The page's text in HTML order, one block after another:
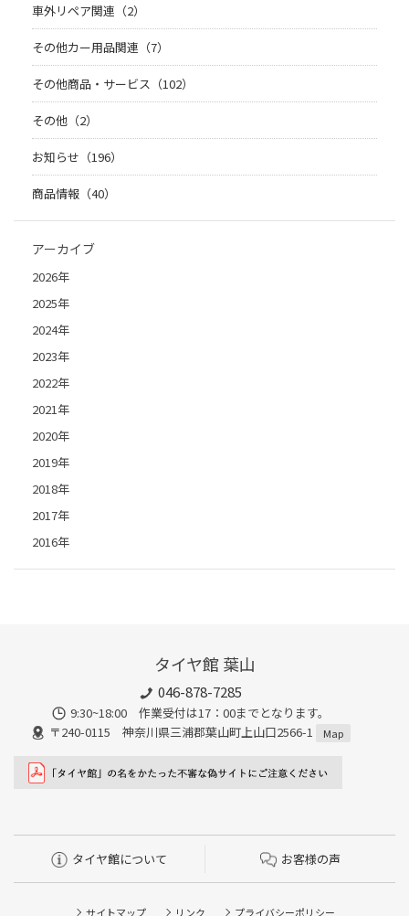
車外リペア関連（2）
その他カー用品関連（7）
その他商品・サービス（102）
その他（2）
お知らせ（196）
商品情報（40）
アーカイブ
2026年
2025年
2024年
2023年
2022年
2021年
2020年
2019年
2018年
2017年
2016年
タイヤ館 葉山
046-878-7285
9:30~18:00 作業受付は17：00までとなります。
〒240-0115 神奈川県三浦郡葉山町上山口2566-1
Map
タイヤ館について お客様の声
サイトマップ リンク プライバシーポリシー